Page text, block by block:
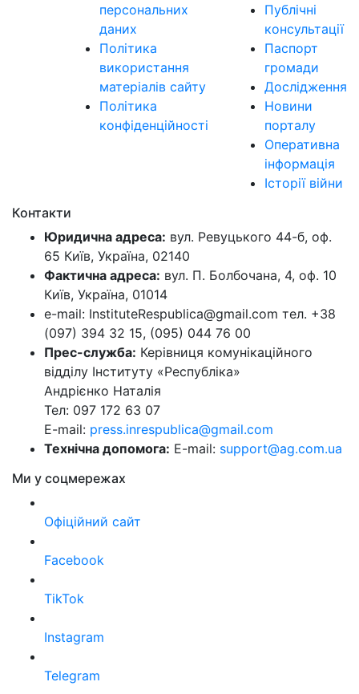
персональних
даних
Політика
використання
матеріалів сайту
Політика
конфіденційності
Публічні
консультації
Паспорт
громади
Дослідження
Новини
порталу
Оперативна
інформація
Історії війни
Контакти
Юридична адреса: вул. Ревуцького 44-б, оф.
65 Київ, Україна, 02140
Фактична адреса: вул. П. Болбочана, 4, оф. 10
Київ, Україна, 01014
e-mail: InstituteRespublica@gmail.com тел. +38
(097) 394 32 15, (095) 044 76 00
Прес-служба: Керівниця комунікаційного
відділу Інституту «Республіка»
Андрієнко Наталія
Тел: 097 172 63 07
E-mail: press.inrespublica@gmail.com
Технічна допомога: E-mail: support@ag.com.ua
Ми у соцмережах
Офіційний сайт
Facebook
TikTok
Instagram
Telegram